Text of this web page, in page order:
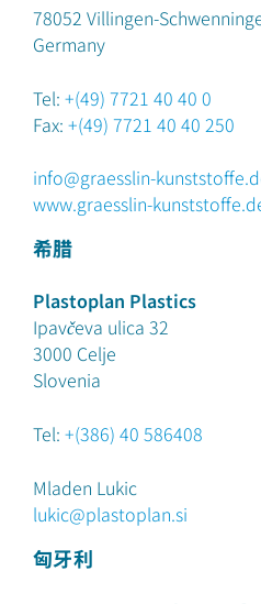
78052 Villingen-
Germany
Tel: +(49) 7721 40 40 0
Fax: +(49) 7721 40 40 250
info@graesslin-
www.graesslin-
希腊
Plastoplan Plastics
Ipavčeva ulica 32
3000 Celje
Slovenia
Tel: +(386) 40 586408
Mladen Lukic
lukic@plastoplan.si
匈牙利